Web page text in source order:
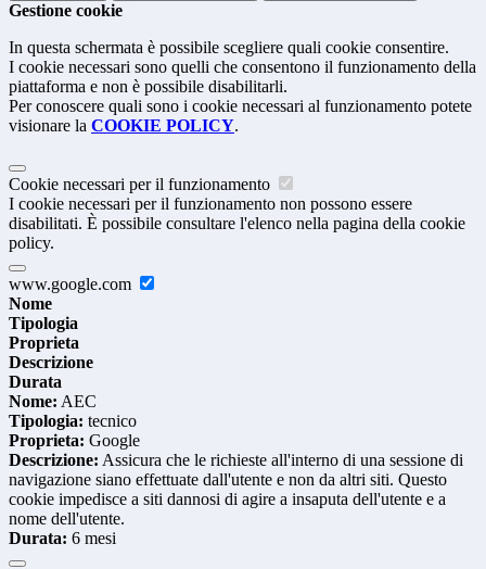
Gestione cookie
In questa schermata è possibile scegliere quali cookie consentire.
I cookie necessari sono quelli che consentono il funzionamento della
piattaforma e non è possibile disabilitarli.
Per conoscere quali sono i cookie necessari al funzionamento potete
visionare la COOKIE POLICY.
Cookie necessari per il funzionamento
I cookie necessari per il funzionamento non possono essere
disabilitati. È possibile consultare l'elenco nella pagina della cookie
policy.
www.google.com
Nome
Tipologia
Proprieta
Descrizione
Durata
Nome: AEC
Tipologia: tecnico
Proprieta: Google
Descrizione: Assicura che le richieste all'interno di una sessione di
navigazione siano effettuate dall'utente e non da altri siti. Questo
cookie impedisce a siti dannosi di agire a insaputa dell'utente e a
nome dell'utente.
Durata: 6 mesi